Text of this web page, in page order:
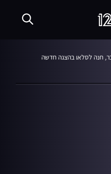
פינס
חנה לסלאו בהצגה חדשה